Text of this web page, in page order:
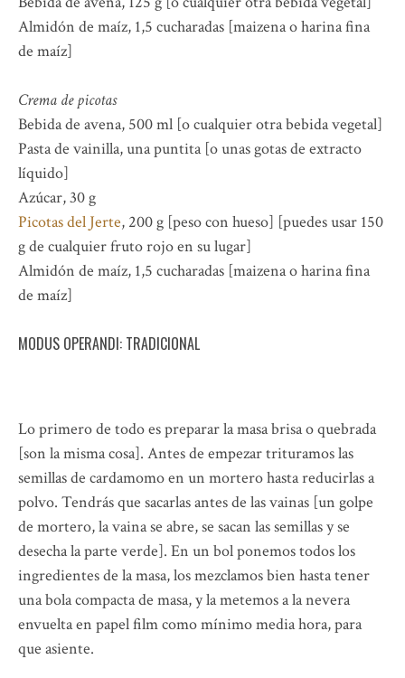
Almidón de maíz, 1,5 cucharadas [maizena o harina fina
de maíz]
Crema de picotas
Bebida de avena, 500 ml [o cualquier otra bebida vegetal]
Pasta de vainilla, una puntita [o unas gotas de extracto
líquido]
Azúcar, 30 g
Picotas del Jerte, 200 g [peso con hueso] [puedes usar 150
g de cualquier fruto rojo en su lugar]
Almidón de maíz, 1,5 cucharadas [maizena o harina fina
de maíz]
MODUS OPERANDI: TRADICIONAL
Lo primero de todo es preparar la masa brisa o quebrada
[son la misma cosa]. Antes de empezar trituramos las
semillas de cardamomo en un mortero hasta reducirlas a
polvo. Tendrás que sacarlas antes de las vainas [un golpe
de mortero, la vaina se abre, se sacan las semillas y se
desecha la parte verde]. En un bol ponemos todos los
ingredientes de la masa, los mezclamos bien hasta tener
una bola compacta de masa, y la metemos a la nevera
envuelta en papel film como mínimo media hora, para
que asiente.